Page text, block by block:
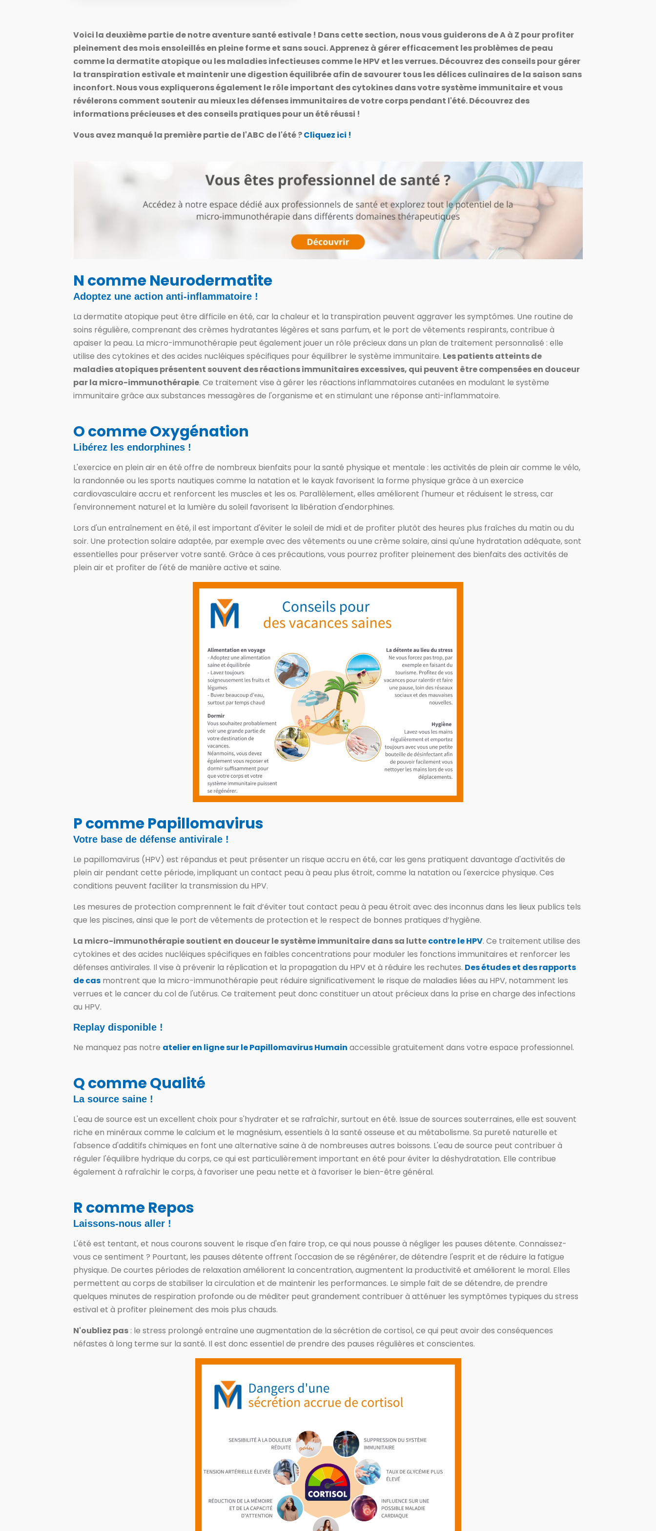
Déjà inscrit en tant que professionnel sur notre plateforme ?
Accédez à votre espace
Connexion compte
Publications scientifiques
Explorez l'efficacité de la Micro-immunothérapie
validée par de multiples études.
Témoignages praticiens
Découvrez le partage d’expérience des professionnels
de la santé ayant intégré la Micro-immunothérapie.
Domaines thérapeutiques
Explorez les diverses applications de la micro-
immunothérapie et découvrez nos domaines
thérapeutiques
Domaines thérapeutiques
Explorez les diverses applications de la micro-
immunothérapie et découvrez nos domaines
thérapeutiques
Témoignages praticiens
Découvrez le partage d’expérience des professionnels
de la santé ayant intégré la Micro-immunothérapie.
Profitez d’un accès gratuit et sans engagement à notre espace professionnel.
Voici la deuxième partie de notre aventure santé estivale ! Dans cette section, nous vous guiderons de A à Z pour profiter
pleinement des mois ensoleillés en pleine forme et sans souci. Apprenez à gérer efficacement les problèmes de peau
comme la dermatite atopique ou les maladies infectieuses comme le HPV et les verrues. Découvrez des conseils pour gérer
la transpiration estivale et maintenir une digestion équilibrée afin de savourer tous les délices culinaires de la saison sans
inconfort. Nous vous expliquerons également le rôle important des cytokines dans votre système immunitaire et vous
révélerons comment soutenir au mieux les défenses immunitaires de votre corps pendant l'été. Découvrez des
informations précieuses et des conseils pratiques pour un été réussi !
Vous avez manqué la première partie de l'ABC de l'été ?Cliquez ici !
N comme Neurodermatite
Adoptez une action anti-inflammatoire !
La dermatite atopique peut être difficile en été, car la chaleur et la transpiration peuvent aggraver les symptômes. Une routine de
soins régulière, comprenant des crèmes hydratantes légères et sans parfum, et le port de vêtements respirants, contribue à
apaiser la peau. La micro-immunothérapie peut également jouer un rôle précieux dans un plan de traitement personnalisé : elle
utilise des cytokines et des acides nucléiques spécifiques pour équilibrer le système immunitaire. Les patients atteints de
maladies atopiques présentent souvent des réactions immunitaires excessives, qui peuvent être compensées en douceur
par la micro-immunothérapie. Ce traitement vise à gérer les réactions inflammatoires cutanées en modulant le système
immunitaire grâce aux substances messagères de l'organisme et en stimulant une réponse anti-inflammatoire.
O comme Oxygénation
Libérez les endorphines !
L'exercice en plein air en été offre de nombreux bienfaits pour la santé physique et mentale : les activités de plein air comme le vélo,
la randonnée ou les sports nautiques comme la natation et le kayak favorisent la forme physique grâce à un exercice
cardiovasculaire accru et renforcent les muscles et les os. Parallèlement, elles améliorent l'humeur et réduisent le stress, car
l'environnement naturel et la lumière du soleil favorisent la libération d'endorphines.
Lors d'un entraînement en été, il est important d'éviter le soleil de midi et de profiter plutôt des heures plus fraîches du matin ou du
soir. Une protection solaire adaptée, par exemple avec des vêtements ou une crème solaire, ainsi qu'une hydratation adéquate, sont
essentielles pour préserver votre santé. Grâce à ces précautions, vous pourrez profiter pleinement des bienfaits des activités de
plein air et profiter de l'été de manière active et saine.
P comme Papillomavirus
Votre base de défense antivirale !
Le papillomavirus (HPV) est répandus et peut présenter un risque accru en été, car les gens pratiquent davantage d'activités de
plein air pendant cette période, impliquant un contact peau à peau plus étroit, comme la natation ou l'exercice physique. Ces
conditions peuvent faciliter la transmission du HPV.
Les mesures de protection comprennent le fait d’éviter tout contact peau à peau étroit avec des inconnus dans les lieux publics tels
que les piscines, ainsi que le port de vêtements de protection et le respect de bonnes pratiques d’hygiène.
La micro-immunothérapie soutient en douceur le système immunitaire dans sa luttecontre le HPV. Ce traitement utilise des
cytokines et des acides nucléiques spécifiques en faibles concentrations pour moduler les fonctions immunitaires et renforcer les
défenses antivirales. Il vise à prévenir la réplication et la propagation du HPV et à réduire les rechutes. Des études et des rapports
de cas montrent que la micro-immunothérapie peut réduire significativement le risque de maladies liées au HPV, notamment les
verrues et le cancer du col de l'utérus. Ce traitement peut donc constituer un atout précieux dans la prise en charge des infections
au HPV.
Replay disponible !
Ne manquez pas notre atelier en ligne surle Papillomavirus Humain accessible gratuitement dans votre espace professionnel.
Q comme Qualité
La source saine !
L'eau de source est un excellent choix pour s'hydrater et se rafraîchir, surtout en été. Issue de sources souterraines, elle est souvent
riche en minéraux comme le calcium et le magnésium, essentiels à la santé osseuse et au métabolisme. Sa pureté naturelle et
l'absence d'additifs chimiques en font une alternative saine à de nombreuses autres boissons. L'eau de source peut contribuer à
réguler l'équilibre hydrique du corps, ce qui est particulièrement important en été pour éviter la déshydratation. Elle contribue
également à rafraîchir le corps, à favoriser une peau nette et à favoriser le bien-être général.
R comme Repos
Laissons-nous aller !
L'été est tentant, et nous courons souvent le risque d'en faire trop, ce qui nous pousse à négliger les pauses détente. Connaissez-
vous ce sentiment ? Pourtant, les pauses détente offrent l'occasion de se régénérer, de détendre l'esprit et de réduire la fatigue
physique. De courtes périodes de relaxation améliorent la concentration, augmentent la productivité et améliorent le moral. Elles
permettent au corps de stabiliser la circulation et de maintenir les performances. Le simple fait de se détendre, de prendre
quelques minutes de respiration profonde ou de méditer peut grandement contribuer à atténuer les symptômes typiques du stress
estival et à profiter pleinement des mois plus chauds.
N'oubliez pas : le stress prolongé entraîne une augmentation de la sécrétion de cortisol, ce qui peut avoir des conséquences
néfastes à long terme sur la santé. Il est donc essentiel de prendre des pauses régulières et conscientes.